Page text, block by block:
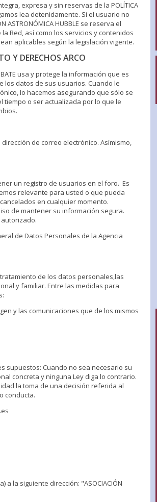
expresa y sin reservas de la POLÍTICA
lea detenidamente. Si el usuario no
HUBBLE se reserva el
Red, así como los servicios y contenidos
aplicables según la legislación vigente.
Y DERECHOS ARCO
usa y protege la información que es
los datos de sus usuarios. Cuando le
lo hacemos asegurando que sólo se
tiempo o ser actualizada por lo que le
de correo electrónico. Asímismo,
un registro de usuarios en el foro. Es
relevante para usted o que pueda
en cualquier momento.
de mantener su información segura.
de Datos Personales de la Agencia
de los datos personales,las
y familiar. Entre las medidas para
y las comunicaciones que de los mismos
supuestos: Cuando no sea necesario su
concreta y ninguna Ley diga lo contrario.
la toma de una decisión referida al
conducta.
la siguiente dirección: "ASOCIACIÓN